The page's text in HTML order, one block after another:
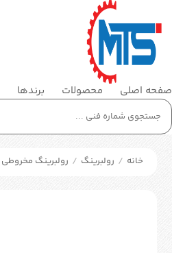
صفحه اصلی محصولات برندها
خانه / رولبرینگ / رولبرینگ مخروطی